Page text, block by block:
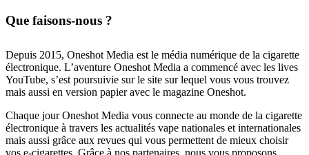
Que faisons-nous ?
Depuis 2015, Oneshot Media est le média numérique de la cigarette
électronique. L’aventure Oneshot Media a commencé avec les lives
YouTube, s’est poursuivie sur le site sur lequel vous vous trouvez
mais aussi en version papier avec le magazine Oneshot.
Chaque jour Oneshot Media vous connecte au monde de la cigarette
électronique à travers les actualités vape nationales et internationales
mais aussi grâce aux revues qui vous permettent de mieux choisir
vos e-cigarettes. Grâce à nos partenaires, nous vous proposons